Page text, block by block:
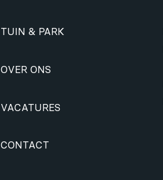
TUIN & PARK
OVER ONS
VACATURES
CONTACT